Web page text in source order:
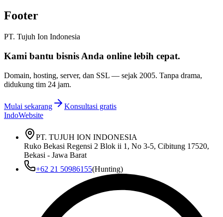
Footer
PT. Tujuh Ion Indonesia
Kami bantu bisnis Anda online lebih cepat.
Domain, hosting, server, dan SSL — sejak 2005. Tanpa drama,
didukung tim 24 jam.
Mulai sekarang
Konsultasi gratis
IndoWebsite
PT. TUJUH ION INDONESIA
Ruko Bekasi Regensi 2 Blok ii 1, No 3-5, Cibitung 17520,
Bekasi - Jawa Barat
+62 21 50986155(Hunting)